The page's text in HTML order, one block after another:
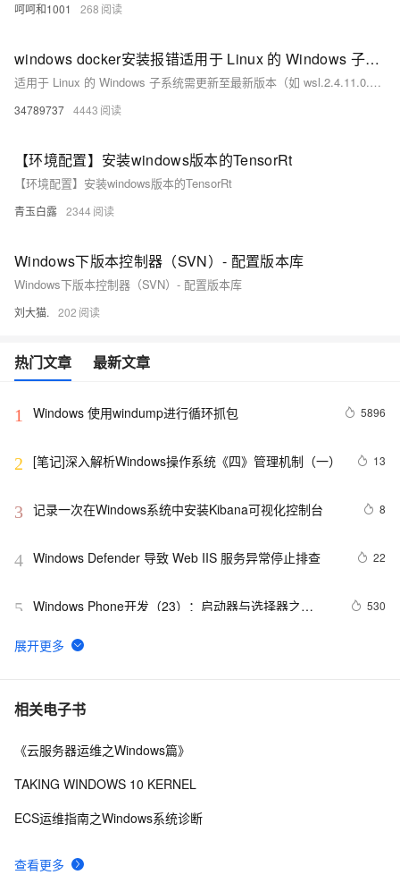
呵呵和1001 268
windows docker安装报错适用于 Linux 的 Windows 子系统必须更新到最新版本才能继续。可通过运行 “wsl.exe --update” 进行更新。
适用于 Linux 的 Windows 子系统需更新至最新版本（如 wsl.2.4.11.0.x64.msi）以解决 2025 年 Windows 更新后可能出现的兼容性问题。用户可通过运行 “wsl.exe --update” 或访问提供的链接下载升级包进行更新。
34789737 4443
【环境配置】安装windows版本的TensorRt
【环境配置】安装windows版本的TensorRt
青玉白露 2344
Windows下版本控制器（SVN）- 配置版本库
Windows下版本控制器（SVN）- 配置版本库
刘大猫. 202
热门文章 最新文章
1 Windows 使用windump进行循环抓包 5896
2 [笔记]深入解析Windows操作系统《四》管理机制（一） 13
3 记录一次在Windows系统中安装Kibana可视化控制台 8
4 Windows Defender 导致 Web IIS 服务异常停止排查 22
5 Windows Phone开发（23）：启动器与选择器之
530
6 音视频windows安装ffmpeg6.0并使用vs调试源码笔记
7 Windows 7 开发系列汇总
8 《101 Windows Phone 7 Apps》读书笔记-BABY
server 2008系列八]
相关电子书
查看更多
《云服务器运维之Windows篇》
TAKING WINDOWS 10 KERNEL
ECS运维指南之Windows系统诊断